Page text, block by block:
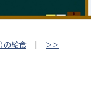
の給食 >>